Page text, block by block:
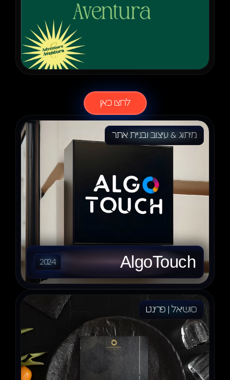
לחצו כאן
לעוד פרוייקטים
2024 AlgoTouch
מיתוג & עיצוב ובניית אתר
סושיאל | פרינט